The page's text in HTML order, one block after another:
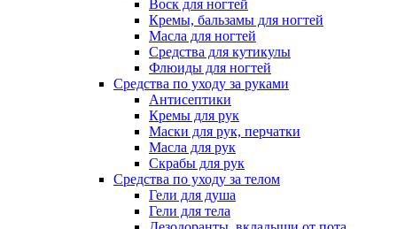
Воск для ногтей
Кремы, бальзамы для ногтей
Масла для ногтей
Средства для кутикулы
Флюиды для ногтей
Средства по уходу за руками
Антисептики
Кремы для рук
Маски для рук, перчатки
Масла для рук
Скрабы для рук
Средства по уходу за телом
Гели для душа
Гели для тела